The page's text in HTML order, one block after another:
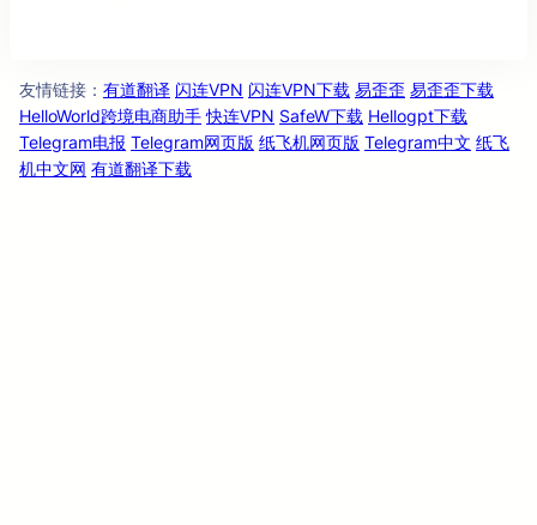
友情链接 ： 有道翻译 闪连VPN 闪连VPN下载 易歪歪 易歪歪下载
HelloWorld跨境电商助手 快连VPN SafeW下载 Hellogpt下载
Telegram电报 Telegram网页版 纸飞机网页版 Telegram中文 纸飞
机中文网 有道翻译下载